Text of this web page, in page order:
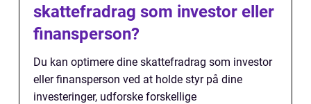
skattefradrag som investor eller
finansperson?
Du kan optimere dine skattefradrag som investor
eller finansperson ved at holde styr på dine
investeringer, udforske forskellige